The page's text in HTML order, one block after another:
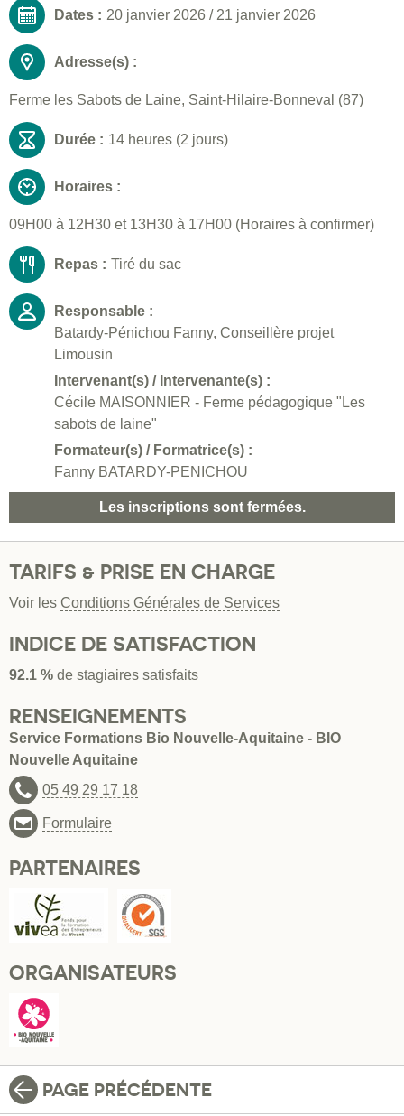
Dates : 20 janvier 2026 / 21 janvier 2026
Adresse(s) :
Ferme les Sabots de Laine, Saint-Hilaire-Bonneval (87)
Durée : 14 heures (2 jours)
Horaires :
09H00 à 12H30 et 13H30 à 17H00 (Horaires à confirmer)
Repas : Tiré du sac
Responsable :
Batardy-Pénichou Fanny, Conseillère projet
Limousin
Intervenant(s) / Intervenante(s) :
Cécile MAISONNIER - Ferme pédagogique "Les
sabots de laine"
Formateur(s) / Formatrice(s) :
Fanny BATARDY-PENICHOU
Les inscriptions sont fermées.
TARIFS & PRISE EN CHARGE
Voir les Conditions Générales de Services
INDICE DE SATISFACTION
92.1 % de stagiaires satisfaits
RENSEIGNEMENTS
Service Formations Bio Nouvelle-Aquitaine - BIO
Nouvelle Aquitaine
05 49 29 17 18
Formulaire
PARTENAIRES
ORGANISATEURS
PAGE PRÉCÉDENTE